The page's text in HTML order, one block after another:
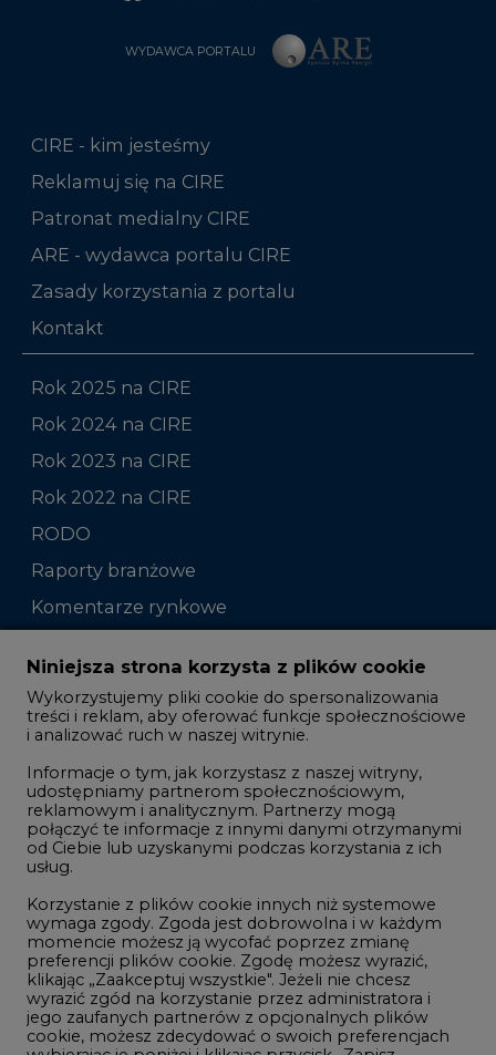
WYDAWCA PORTALU
CIRE - kim jesteśmy
Reklamuj się na CIRE
Patronat medialny CIRE
ARE - wydawca portalu CIRE
Zasady korzystania z portalu
Kontakt
Rok 2025 na CIRE
Rok 2024 na CIRE
Rok 2023 na CIRE
Rok 2022 na CIRE
RODO
Raporty branżowe
Komentarze rynkowe
Zmiany kadrowe na rynku
Studio CIRE
Rozmowy o energetyce
Gospodarka
Geopolityka
LTE450
Innowacje i AI
Telekomunikacja i IT
Handel emisjami CO2
Wodór
Niniejsza strona korzysta z plików cookie
Wykorzystujemy pliki cookie do spersonalizowania
treści i reklam, aby oferować funkcje społecznościowe
i analizować ruch w naszej witrynie.
Informacje o tym, jak korzystasz z naszej witryny,
udostępniamy partnerom społecznościowym,
reklamowym i analitycznym. Partnerzy mogą
połączyć te informacje z innymi danymi otrzymanymi
od Ciebie lub uzyskanymi podczas korzystania z ich
usług.
Korzystanie z plików cookie innych niż systemowe
wymaga zgody. Zgoda jest dobrowolna i w każdym
momencie możesz ją wycofać poprzez zmianę
preferencji plików cookie. Zgodę możesz wyrazić,
klikając „Zaakceptuj wszystkie". Jeżeli nie chcesz
wyrazić zgód na korzystanie przez administratora i
jego zaufanych partnerów z opcjonalnych plików
cookie, możesz zdecydować o swoich preferencjach